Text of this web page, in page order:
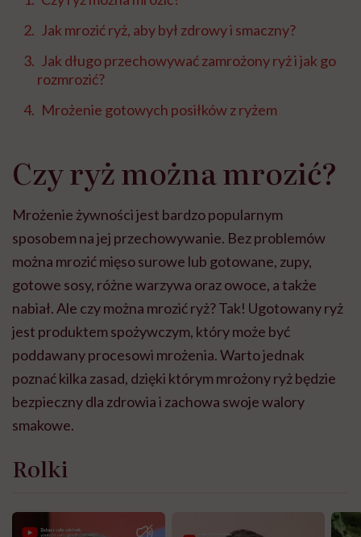
Jak mrozić ryż, aby był zdrowy i smaczny?
Jak długo przechowywać zamrożony ryż i jak go
rozmrozić?
Mrożenie gotowych posiłków z ryżem
Czy ryż można mrozić?
Mrożenie żywności jest bardzo popularnym
sposobem na jej przechowywanie. Bez problemów
można mrozić mięso surowe lub gotowane, zupy,
gotowe sosy, różne warzywa oraz owoce, a także
nabiał. Ale czy można mrozić ryż? Tak! Ugotowany ryż
jest produktem spożywczym, który może być
poddawany procesowi mrożenia. Warto jednak
poznać kilka zasad, dzięki którym mrożony ryż będzie
bezpieczny dla zdrowia i zachowa swoje walory
smakowe.
Rolki